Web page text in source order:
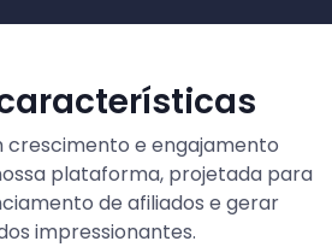
crescimento e engajamento
plataforma, projetada para
de afiliados e gerar
impressionantes.